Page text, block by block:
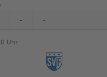
- -
Uhr